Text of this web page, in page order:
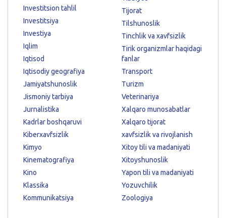
Investitsion tahlil
Investitsiya
Investiya
Iqlim
Iqtisod
Iqtisodiy geografiya
Jamiyatshunoslik
Jismoniy tarbiya
Jurnalistika
Kadrlar boshqaruvi
Kiberxavfsizlik
Kimyo
Kinematografiya
Kino
Klassika
Kommunikatsiya
Tijorat
Tilshunoslik
Tinchlik va xavfsizlik
Tirik organizmlar haqidagi
fanlar
Transport
Turizm
Veterinariya
Xalqaro munosabatlar
Xalqaro tijorat
xavfsizlik va rivojlanish
Xitoy tili va madaniyati
Xitoyshunoslik
Yapon tili va madaniyati
Yozuvchilik
Zoologiya